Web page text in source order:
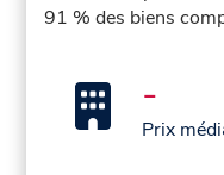
91 % des biens
-
Prix